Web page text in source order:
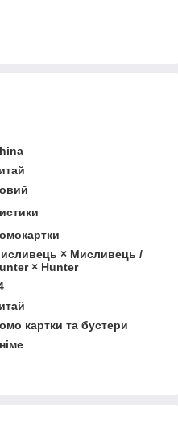
× Мисливець /
× Hunter
картки та бустери